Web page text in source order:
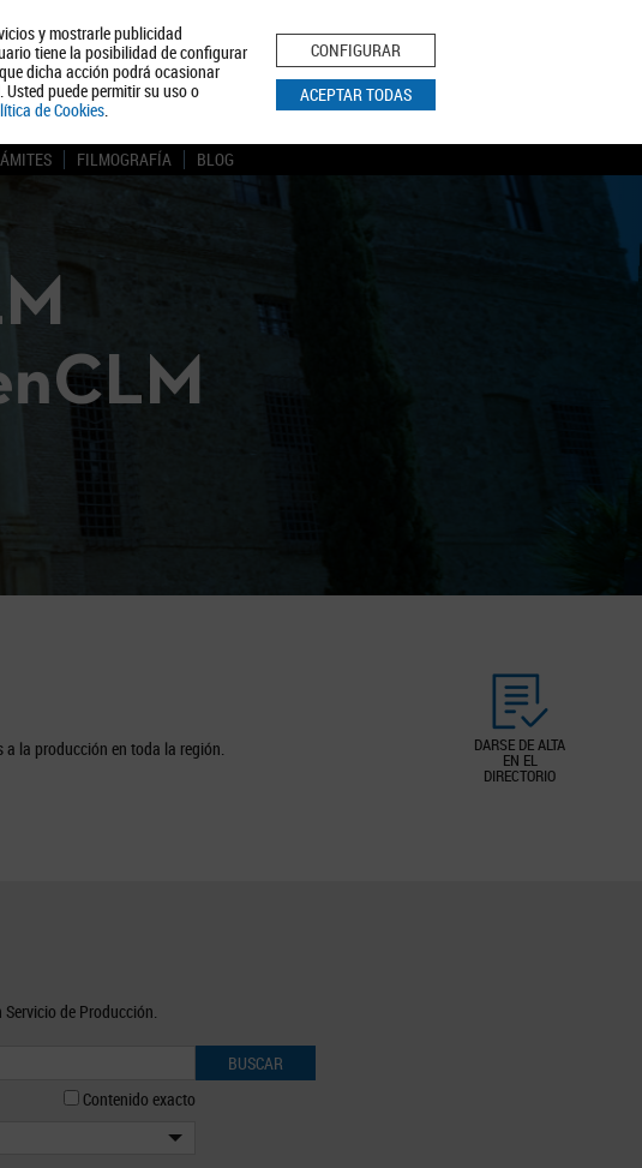
y mostrarle publicidad
tiene la posibilidad de configurar
dicha acción podrá ocasionar
puede permitir su uso o
de Cookies.
CONFIGURAR
ACEPTAR TODAS
Turismo Política de Privacidad Aviso Legal Política de Cookies
BUSCAR
FILMOGRAFÍA BLOG
DARSE DE ALTA
EN EL
DIRECTORIO
la producción en toda la región.
de Producción.
BUSCAR
Contenido exacto